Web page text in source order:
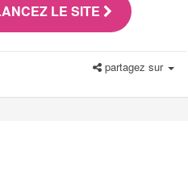
LE SITE
partagez sur